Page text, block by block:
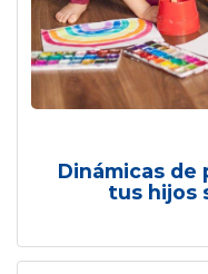
Dinámicas de
tus hijos